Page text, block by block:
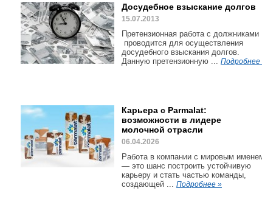
Досудебное взыскание долгов
15.07.2013
Претензионная работа с должниками
проводится для осуществления
досудебного взыскания долгов.
Данную претензионную ... Подробнее
Карьера с Parmalat:
возможности в лидере
молочной отрасли
06.04.2026
Работа в компании с мировым
— это шанс построить устойчивую
карьеру и стать частью команды,
создающей ... Подробнее »